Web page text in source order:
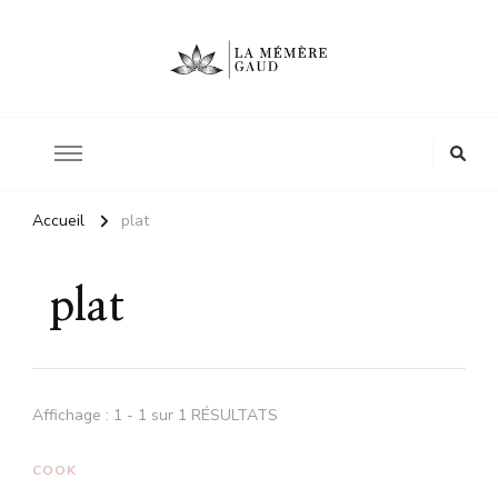
Accueil plat
plat
Affichage : 1 - 1 sur 1 RÉSULTATS
COOK